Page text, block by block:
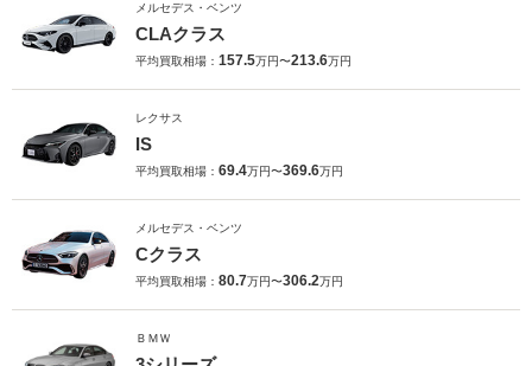
メルセデス・ベンツ
CLAクラス
平均買取相場： 157.5万円〜213.6万円
レクサス
IS
平均買取相場： 69.4万円〜369.6万円
メルセデス・ベンツ
Cクラス
平均買取相場： 80.7万円〜306.2万円
ＢＭＷ